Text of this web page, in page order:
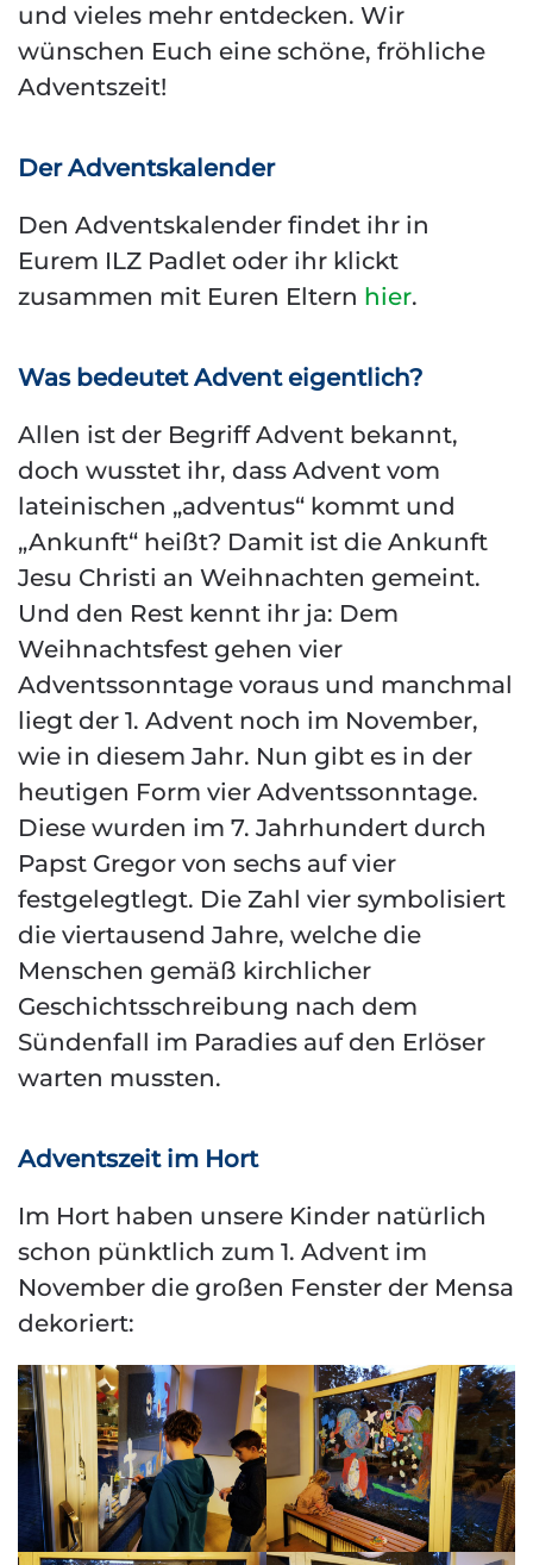
und vieles mehr entdecken. Wir
wünschen Euch eine schöne, fröhliche
Adventszeit!
Der Adventskalender
Den Adventskalender findet ihr in
Eurem ILZ Padlet oder ihr klickt
zusammen mit Euren Eltern hier.
Was bedeutet Advent eigentlich?
Allen ist der Begriff Advent bekannt,
doch wusstet ihr, dass Advent vom
lateinischen „adventus“ kommt und
„Ankunft“ heißt? Damit ist die Ankunft
Jesu Christi an Weihnachten gemeint.
Und den Rest kennt ihr ja: Dem
Weihnachtsfest gehen vier
Adventssonntage voraus und manchmal
liegt der 1. Advent noch im November,
wie in diesem Jahr. Nun gibt es in der
heutigen Form vier Adventssonntage.
Diese wurden im 7. Jahrhundert durch
Papst Gregor von sechs auf vier
festgelegtlegt. Die Zahl vier symbolisiert
die viertausend Jahre, welche die
Menschen gemäß kirchlicher
Geschichtsschreibung nach dem
Sündenfall im Paradies auf den Erlöser
warten mussten.
Adventszeit im Hort
Im Hort haben unsere Kinder natürlich
schon pünktlich zum 1. Advent im
November die großen Fenster der Mensa
dekoriert: